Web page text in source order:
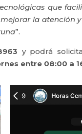
que
la atención
”.
y podrá
entre 08:00 a